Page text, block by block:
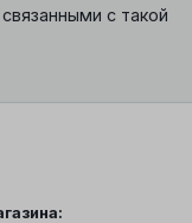
, связанными с такой